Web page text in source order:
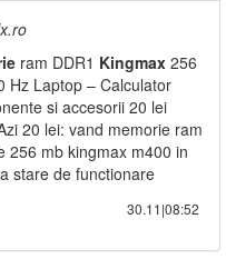
ram DDR1 Kingmax 256
Hz Laptop – Calculator
si accesorii 20 lei
20 lei: vand memorie ram
256 mb kingmax m400 in
stare de functionare
30.11|08:52